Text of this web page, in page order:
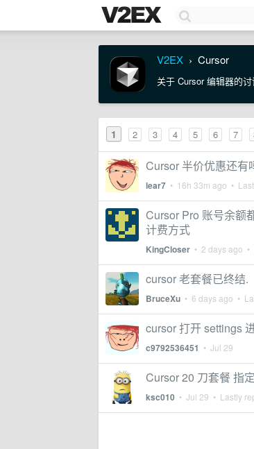
V2EX › Cursor
关于 Cursor 编辑器的
1 2 3 4 5 6 7
Cursor 半价优惠还有
lear7 • 16h 33m ago •
Cursor Pro 账号余额
计费方式
KingCloser • 2 days ago
cursor 老套餐已终结.
BruceXu • 6 days ago •
cursor 打开 settings
c9792536451 • Jul 29
Cursor 20 刀套餐 指
ksc010 • Jul 29 • Lastly